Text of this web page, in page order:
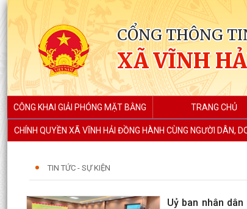
CỔNG THÔNG
XÃ VĨNH
CÔNG KHAI GIẢI PHÓNG MẶT BẰNG TRANG CHỦ
CHÍNH QUYỀN XÃ VĨNH HẢI ĐỒNG HÀNH CÙNG NGƯỜI DÂN,
TIN TỨC - SỰ KIỆN
Uỷ ban nhân